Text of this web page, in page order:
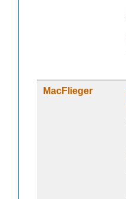
MacFlieger